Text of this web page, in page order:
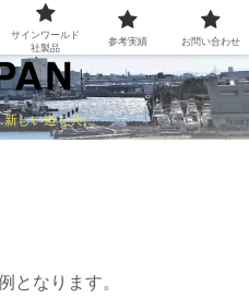
しい道を共に
となります。
サインワールド
社製品
参考実績 お問い合わせ